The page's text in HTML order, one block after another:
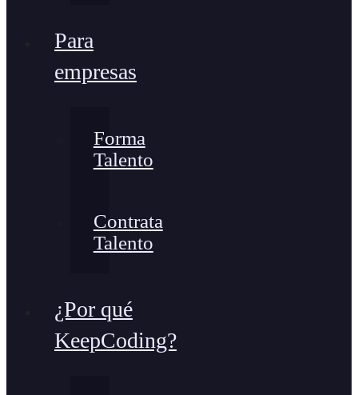
Para
empresas
Forma
Talento
Contrata
Talento
¿Por qué
KeepCoding?